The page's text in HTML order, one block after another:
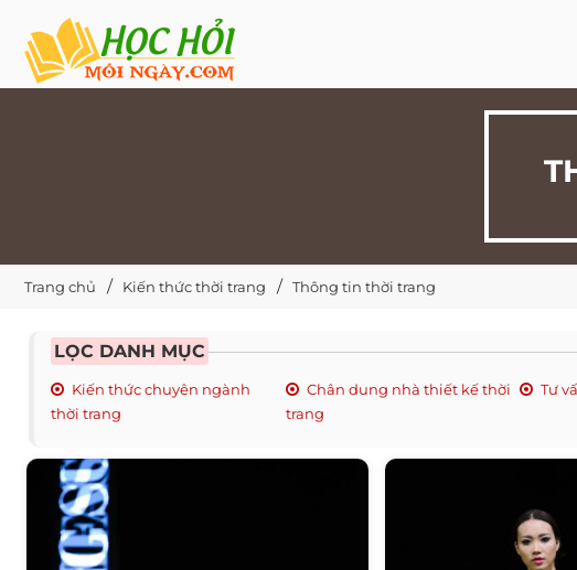
Trang chủ Kiến thức thời trang Thông tin thời trang
LỌC DANH MỤC
Kiến thức chuyên ngành
thời trang
Chân dung nhà thiết kế thời
trang
Tư